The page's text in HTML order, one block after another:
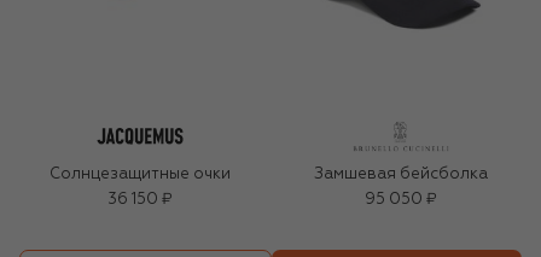
Солнцезащитные очки
36 150 ₽
Замшевая бейсболка
95 050 ₽